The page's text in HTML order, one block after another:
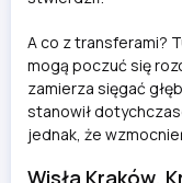
A co z transferami?
mogą poczuć się
zamierza sięgać
stanowił
jednak, że
Wisła Kraków.